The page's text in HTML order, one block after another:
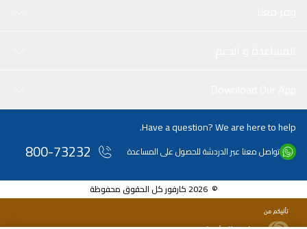
Have a question? We are here to help.
تواصل معنا عبر الدردشة للحصول على المساعدة 800-73232
© 2026 كارفور كل الحقوق محفوظة